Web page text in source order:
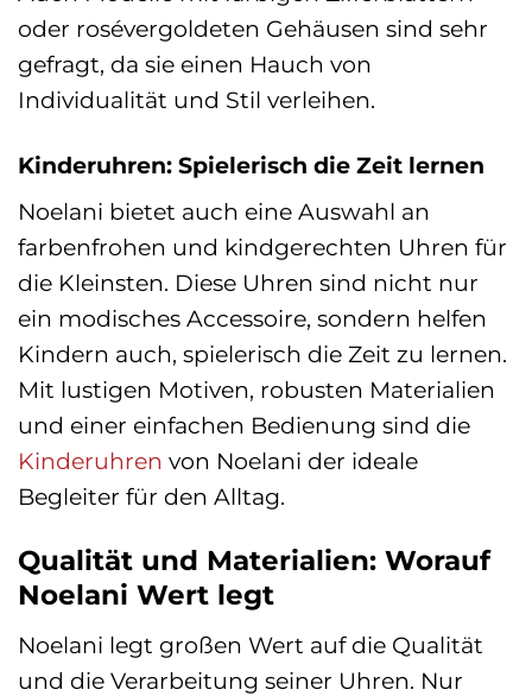
oder rosévergoldeten Gehäusen sind sehr
gefragt, da sie einen Hauch von
Individualität und Stil verleihen.
Kinderuhren: Spielerisch die Zeit lernen
Noelani bietet auch eine Auswahl an
farbenfrohen und kindgerechten Uhren für
die Kleinsten. Diese Uhren sind nicht nur
ein modisches Accessoire, sondern helfen
Kindern auch, spielerisch die Zeit zu lernen.
Mit lustigen Motiven, robusten Materialien
und einer einfachen Bedienung sind die
Kinderuhren von Noelani der ideale
Begleiter für den Alltag.
Qualität und Materialien: Worauf
Noelani Wert legt
Noelani legt großen Wert auf die Qualität
und die Verarbeitung seiner Uhren. Nur